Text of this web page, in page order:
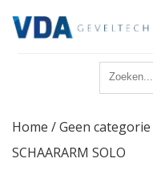
Reparatie
Home /Geen categorie
SCHAARARM SOLO